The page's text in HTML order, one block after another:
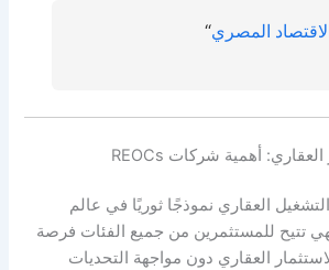
المصري“
العقاري نموذجًا ثوريًا في عالم
تتيح للمستثمرين من جميع الفئات فرصة
العقاري دون مواجهة التحديات